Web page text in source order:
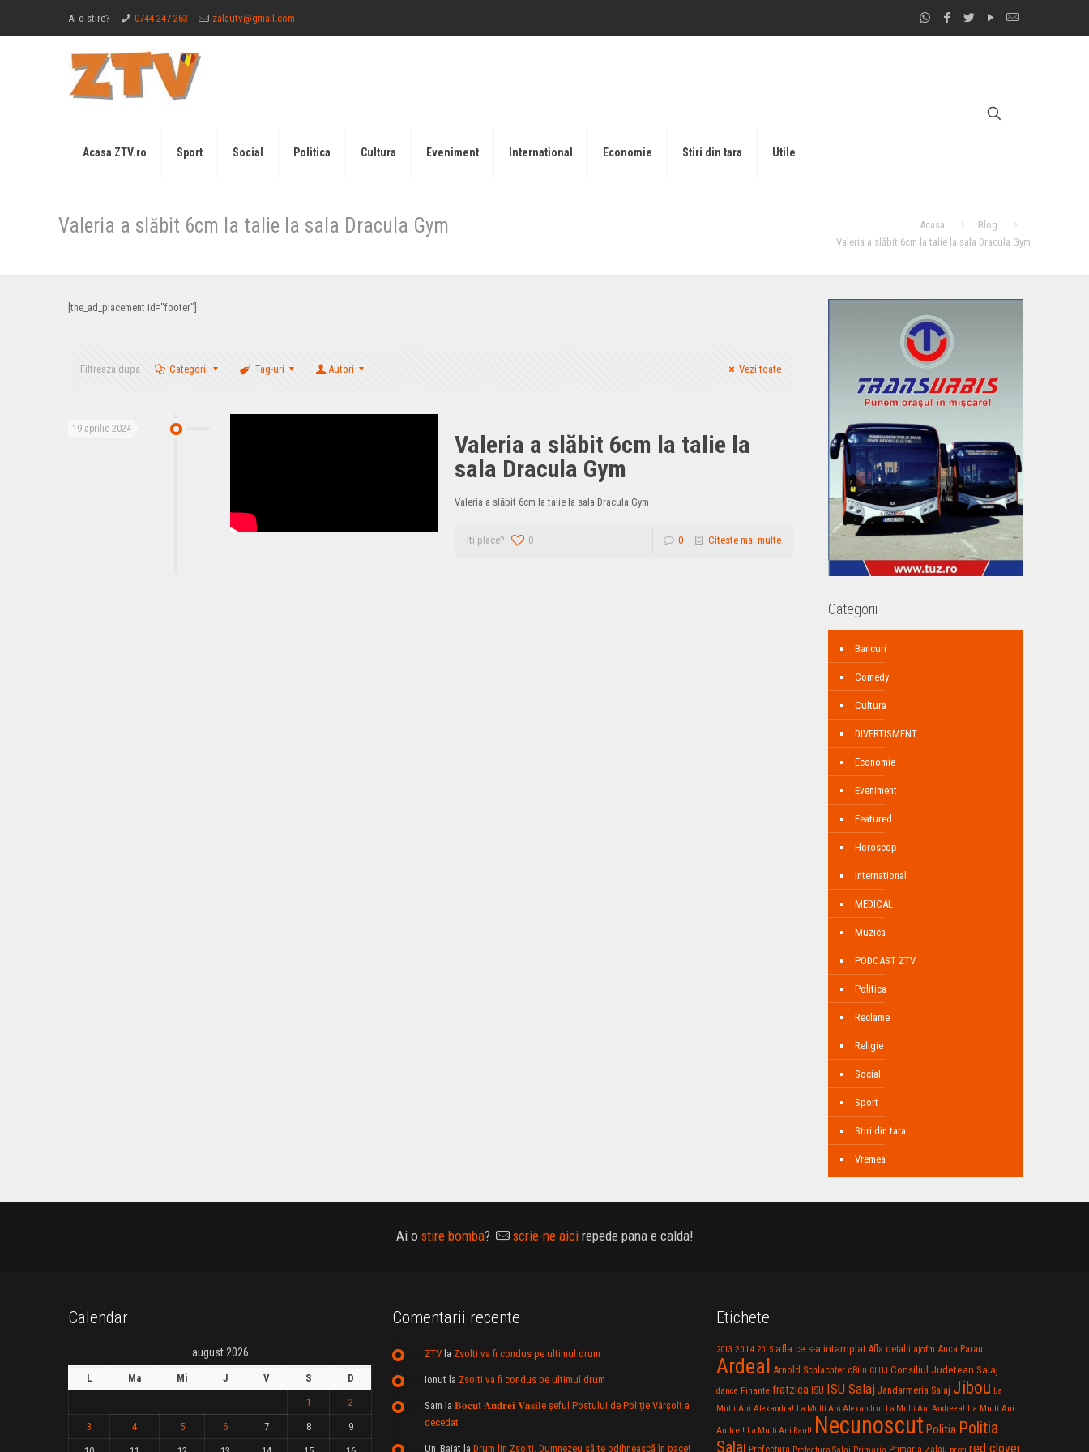
Ai o stire? 0744 247 263 zalautv@gmail.com
Acasa ZTV.ro Sport Social Politica Cultura Eveniment International Economie Stiri din tara Utile
Valeria a slăbit 6cm la talie la sala Dracula Gym Acasa
Blog
Valeria a slăbit 6cm la talie la sala Dracula Gym
[the_ad_placement id="footer"]
Filtreaza dupa Categorii Tag-uri Autori Vezi toate
19 aprilie 2024
Valeria a slăbit 6cm la talie la
sala Dracula Gym
Valeria a slăbit 6cm la talie la sala Dracula Gym
Iti place? 0 0 Citeste mai multe
Categorii
Bancuri
Comedy
Cultura
DIVERTISMENT
Economie
Eveniment
Featured
Horoscop
International
MEDICAL
Muzica
PODCAST ZTV
Politica
Reclame
Religie
Social
Sport
Stiri din tara
Vremea
Ai o stire bomba? scrie-ne aicirepede pana e calda!
Calendar
august 2026
L Ma Mi J V S
D
1
2
3
4 5 6 7 8
9
Comentarii recente
ZTVla Zsolti va fi condus pe ultimul drum
Ionut la Zsolti va fi condus pe ultimul drum
Sam la 𝐁𝐨𝐜𝐮ț 𝐀𝐧𝐝𝐫𝐞𝐢 𝐕𝐚𝐬𝐢𝐥e şeful Postului de Poliție Vârșolț a
decedat
Un_Baiat la Drum lin Zsolti. Dumnezeu sã te odihneascã în pace!
Etichete
2013 2014 2015 afla ce s-a intamplat Afla detalii ajofm Anca Parau
Ardeal Arnold Schlachter c8ilu CLUJ Consiliul Judetean Salaj
dance Finante fratzica ISU ISU Salaj Jandarmeria Salaj Jibou La
Multi Ani Alexandra! La Multi Ani Alexandru! La Multi Ani Andreea! La Multi Ani
Andrei! La Multi Ani Raul! Necunoscut Politia Politia
Salaj Prefectura Primaria Zalau profi red clover